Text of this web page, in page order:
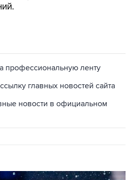
профессиональную ленту
главных новостей сайта
новости в официальном